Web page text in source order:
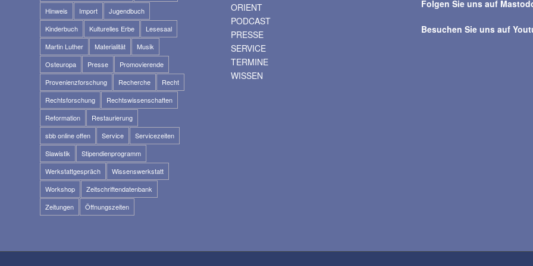
Hinweis
Import
Jugendbuch
Kinderbuch
Kulturelles Erbe
Lesesaal
Martin Luther
Materialität
Musik
Osteuropa
Presse
Promovierende
Provenienzforschung
Recherche
Recht
Rechtsforschung
Rechtswissenschaften
Reformation
Restaurierung
sbb online offen
Service
Servicezeiten
Slawistik
Stipendienprogramm
Werkstattgespräch
Wissenswerkstatt
Workshop
Zeitschriftendatenbank
Zeitungen
Öffnungszeiten
ORIENT
PODCAST
PRESSE
SERVICE
TERMINE
WISSEN
Folgen Sie uns auf
Besuchen Sie uns auf